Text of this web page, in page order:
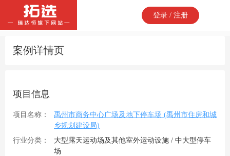
登录 / 注册
案例详情页
项目信息
项目名称：
禹州市商务中心广场及地下停车场 (禹州市住房和城
乡规划建设局)
行业分类：
大型露天运动场及其他室外运动设施 / 中大型停车
场